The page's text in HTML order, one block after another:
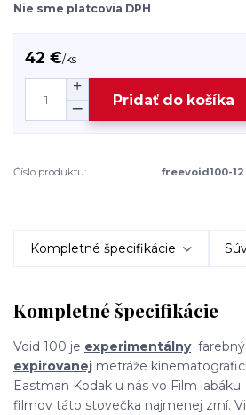
Nie sme platcovia DPH
42 €/ks
Pridať do košíka
Číslo produktu: freevoid100-12
Kompletné špecifikácie
Kompletné špecifikácie
Void 100 je experimentálny
expirovanej metráže
Eastman Kodak u nás vo Film
filmov táto stovečka najmenej zrní.